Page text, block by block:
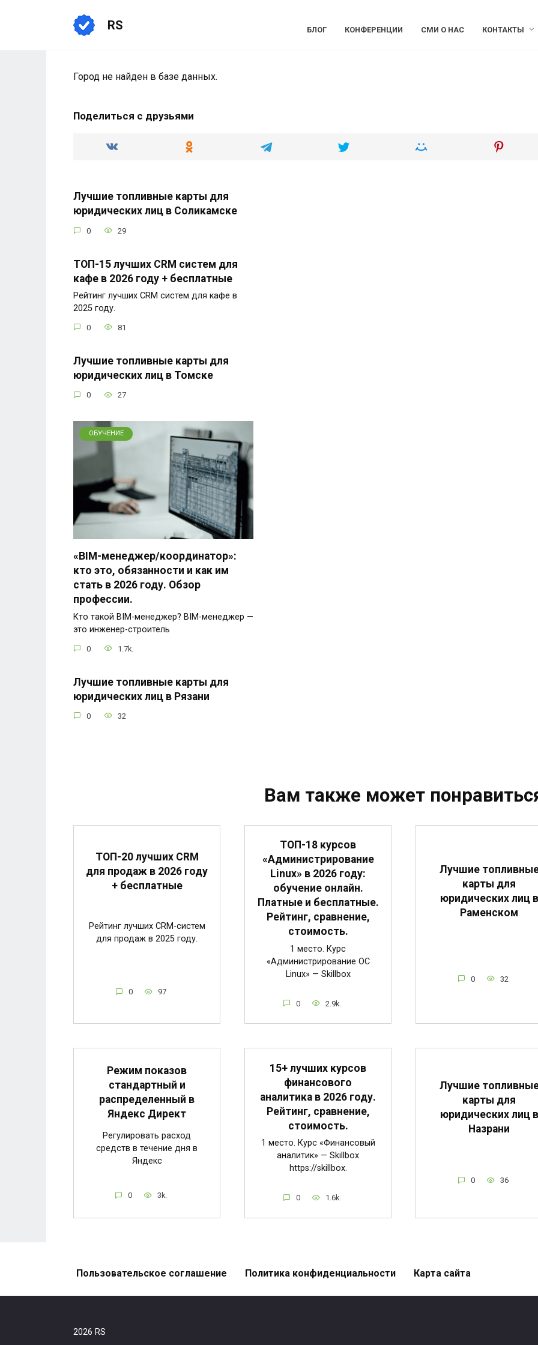
RS БЛОГ КОНФЕРЕНЦИИ СМИ О НАС КОНТАКТЫ
Город не найден в базе данных.
Поделиться с друзьями
Лучшие топливные карты для
юридических лиц в Соликамске
0 29
ТОП-15 лучших CRM систем для
кафе в 2026 году + бесплатные
Рейтинг лучших CRM систем для кафе в
2025 году.
0 81
Лучшие топливные карты для
юридических лиц в Томске
0 27
ОБУЧЕНИЕ
«BIM-менеджер/координатор»:
кто это, обязанности и как им
стать в 2026 году. Обзор
профессии.
Кто такой BIM-менеджер? BIM-менеджер —
это инженер-строитель
0 1.7k.
Лучшие топливные карты для
юридических лиц в Рязани
0 32
Вам также может
ТОП-20 лучших CRM
для продаж в 2026 году
+ бесплатные
Рейтинг лучших CRM-систем
для продаж в 2025 году.
0 97
ТОП-18 курсов
«Администрирование
Linux» в 2026 году:
обучение онлайн.
Платные и бесплатные.
Рейтинг, сравнение,
стоимость.
1 место. Курс
«Администрирование ОС
Linux» — Skillbox
0 2.9k.
Лучшие
карты для
юридических лиц в
Раменском
0 32
Режим показов
стандартный и
распределенный в
Яндекс Директ
Регулировать расход
средств в течение дня в
Яндекс
0 3k.
15+ лучших курсов
финансового
аналитика в 2026 году.
Рейтинг, сравнение,
стоимость.
1 место. Курс «Финансовый
аналитик» — Skillbox
https://skillbox.
0 1.6k.
Лучшие
карты для
юридических лиц в
Назрани
0 36
Пользовательское соглашение Политика конфиденциальности Карта сайта
2026 RS